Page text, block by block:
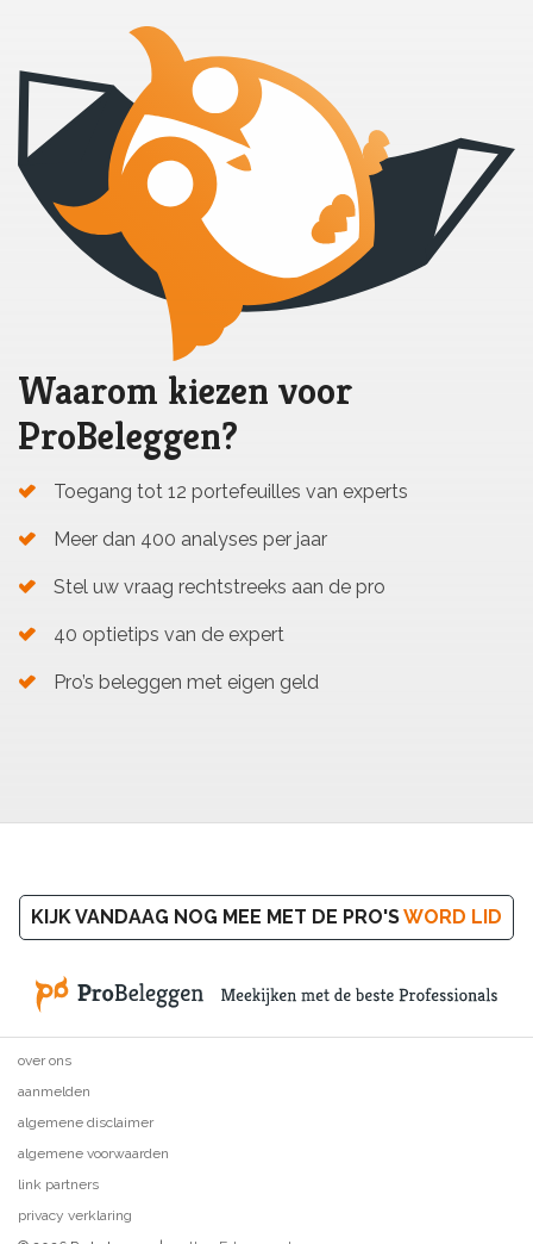
Waarom kiezen voor
ProBeleggen?
Toegang tot 12 portefeuilles van experts
Meer dan 400 analyses per jaar
Stel uw vraag rechtstreeks aan de pro
40 optietips van de expert
Pro’s beleggen met eigen geld
KIJK VANDAAG NOG MEE MET DE PRO'SWORD LID
over ons
aanmelden
algemene disclaimer
algemene voorwaarden
link partners
privacy verklaring